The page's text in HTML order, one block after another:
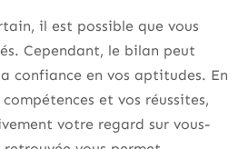
il est possible que vous
Cependant, le bilan peut
confiance en vos aptitudes. En
et vos réussites,
votre regard sur vous-